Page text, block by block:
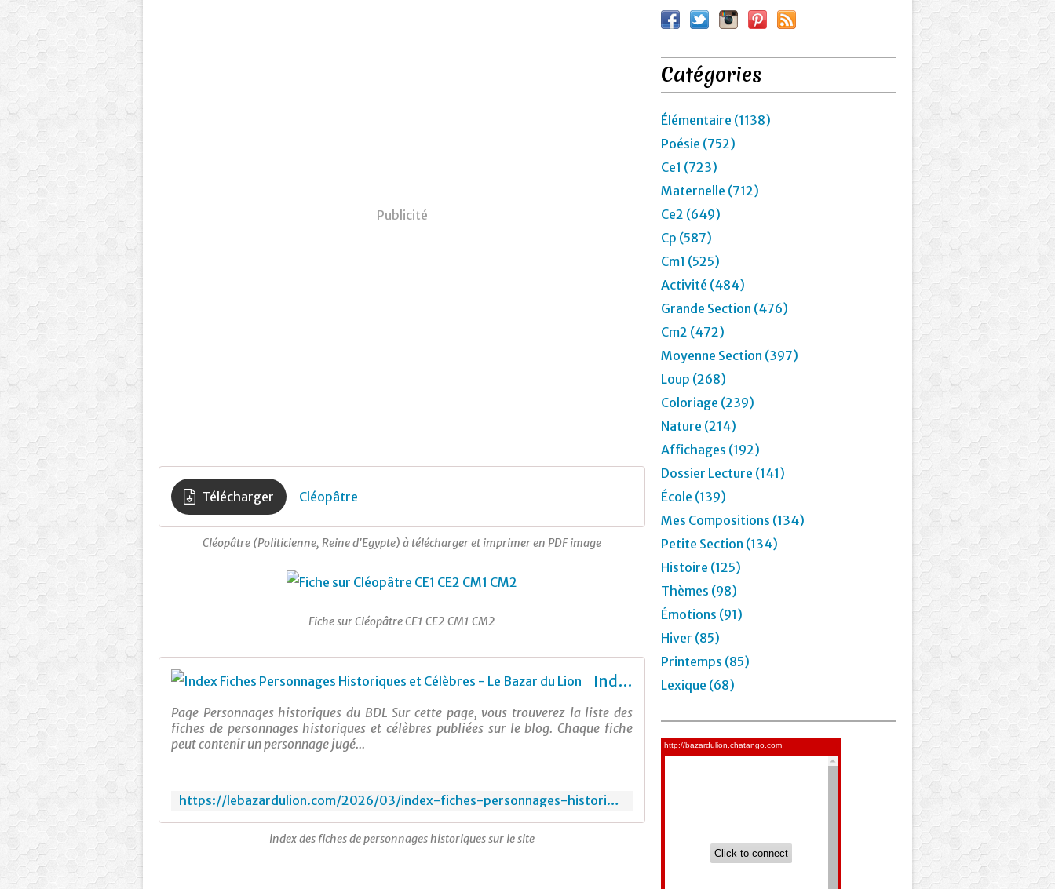
Publicité
Télécharger Cléopâtre
Cléopâtre (Politicienne, Reine d'Egypte) à télécharger et imprimer en PDF image
Fiche sur Cléopâtre CE1 CE2 CM1 CM2
Index Fiches Personnages Historiques et Célèbres - Le Bazar du Lion
Page Personnages historiques du BDL Sur cette page, vous trouverez la liste des
fiches de personnages historiques et célèbres publiées sur le blog. Chaque fiche
peut contenir un personnage jugé...
https://lebazardulion.com/2026/03/index-fiches-personnages-historiques.html
Index des fiches de personnages historiques sur le site
Catégories
Élémentaire (1138)
Poésie (752)
Ce1 (723)
Maternelle (712)
Ce2 (649)
Cp (587)
Cm1 (525)
Activité (484)
Grande Section (476)
Cm2 (472)
Moyenne Section (397)
Loup (268)
Coloriage (239)
Nature (214)
Affichages (192)
Dossier Lecture (141)
École (139)
Mes Compositions (134)
Petite Section (134)
Histoire (125)
Thèmes (98)
Émotions (91)
Hiver (85)
Printemps (85)
Lexique (68)